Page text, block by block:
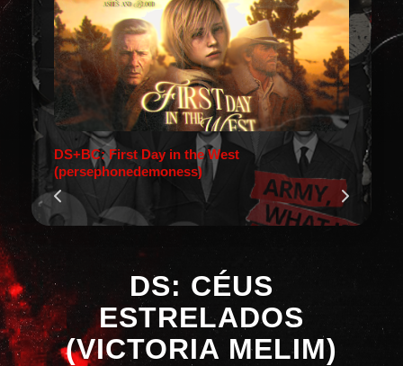
DS+BC: First Day in the West
(persephonedemoness)
DS: CÉUS
ESTRELADOS
(VICTORIA MELIM)